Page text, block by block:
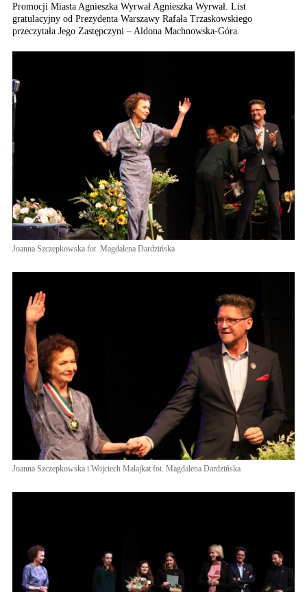
Promocji Miasta Agnieszka Wyrwał Agnieszka Wyrwał. List
gratulacyjny od Prezydenta Warszawy Rafała Trzaskowskiego
przeczytała Jego Zastępczyni – Aldona Machnowska-Góra.
Joanna Szczepkowska fot. Magdalena Dardzińska
Joanna Szczepkowska i Wojciech Malajkat fot. Magdalena Dardzińska